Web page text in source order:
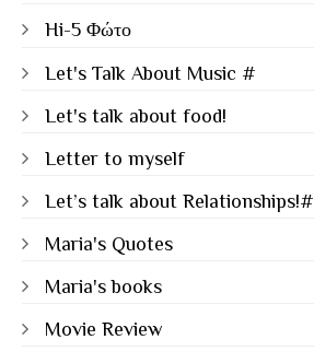
Hi-5 Φώτο
Let's Talk About Music #
Let's talk about food!
Letter to myself
Let’s talk about Relationships!#
Maria's Quotes
Maria's books
Movie Review